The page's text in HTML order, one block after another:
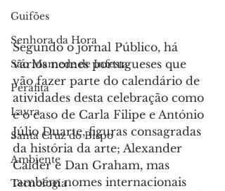
Guifões
Senhora da Hora
São Mamede de Infesta
Perafita
Lavra
Santa Cruz do Bispo
Ambiente
Tecnologia
Segundo o jornal Público, há
vários nomes portugueses que
vão fazer parte do calendário de
atividades desta celebração como
é o caso de Carla Filipe e António
Júlio Duarte, figuras consagradas
da história da arte; Alexander
Calder e Dan Graham, mas
também nomes internacionais